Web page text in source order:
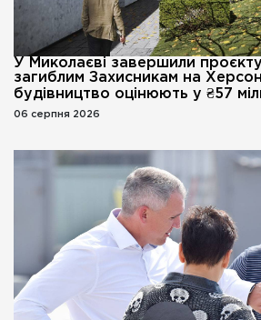
У Миколаєві завершили
загиблим Захисникам на
будівництво оцінюють у ₴57
06 серпня 2026